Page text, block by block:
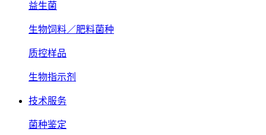
益生菌
生物饲料／肥料菌种
质控样品
生物指示剂
技术服务
菌种鉴定